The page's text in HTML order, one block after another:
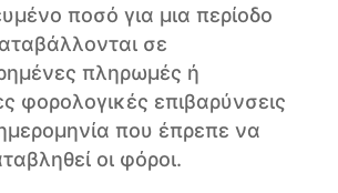
ποσό για μια περίοδο
σε
πληρωμές ή
φορολογικές επιβαρύνσεις
που έπρεπε να
οι φόροι.